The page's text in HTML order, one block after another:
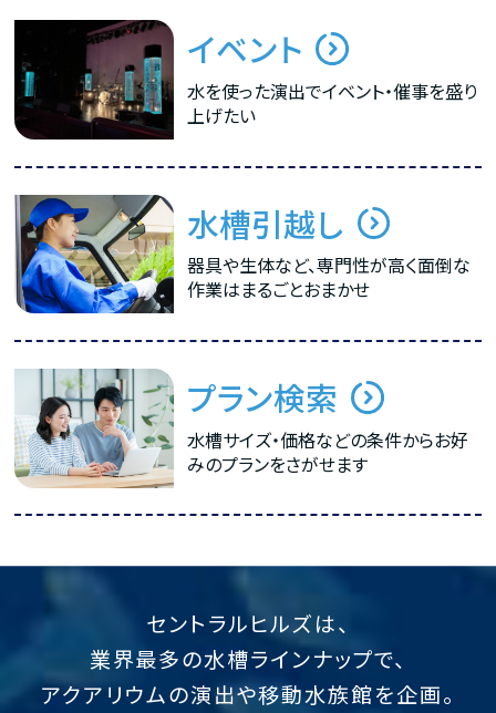
イベント
水を使った演出でイベント・催事を盛り
上げたい
水槽引越し
器具や生体など、専門性が高く面倒な
作業はまるごとおまかせ
プラン検索
水槽サイズ・価格などの条件からお好
みのプランをさがせます
セントラルヒルズは、
業界最多の水槽ラインナップで、
アクアリウムの演出や移動水族館を企画。